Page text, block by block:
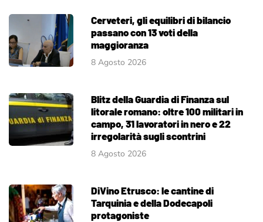
Cerveteri, gli equilibri di bilancio
passano con 13 voti della
maggioranza
8 Agosto 2026
Blitz della Guardia di Finanza sul
litorale romano: oltre 100 militari in
campo, 31 lavoratori in nero e 22
irregolarità sugli scontrini
8 Agosto 2026
DiVino Etrusco: le cantine di
Tarquinia e della Dodecapoli
protagoniste